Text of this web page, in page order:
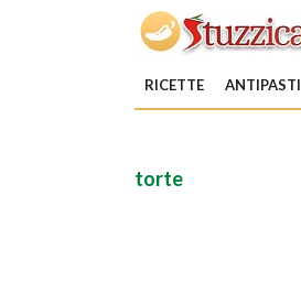
RICETTE ANTIPASTI
torte